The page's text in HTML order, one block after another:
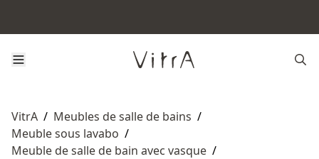
VitrA / Meubles de salle de bains /
Meuble sous lavabo /
Meuble de salle de bain avec vasque /